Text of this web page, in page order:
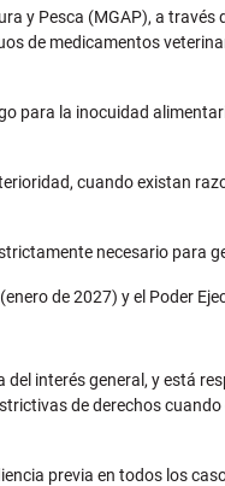
Pesca (MGAP), a
de medicamentos
para la inocuidad
cuando existan
necesario para
de 2027) y el Poder
interés general, y está
de derechos
previa en todos los